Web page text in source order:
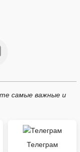
самые важные и
Телеграм